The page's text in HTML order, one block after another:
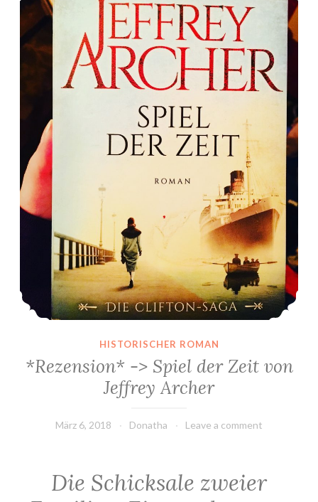
HISTORISCHER ROMAN
*Rezension* -> Spiel der Zeit von
Jeffrey Archer
März 6, 2018 Donatha Leave a comment
Die Schicksale zweier